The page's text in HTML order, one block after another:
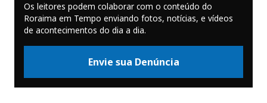
Os leitores podem colaborar com o conteúdo do
Roraima em Tempo enviando fotos, notícias, e vídeos
de acontecimentos do dia a dia.
Envie sua Denúncia